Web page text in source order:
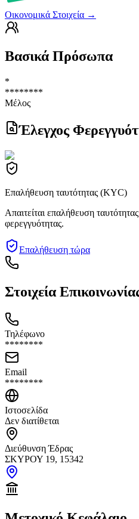
Οικονομικά Στοιχεία →
Βασικά Πρόσωπα
*
********
Μέλος
Έλεγχος
Επαλήθευση ταυτότητας (KYC)
Απαιτείται επαλήθευση
φερεγγυότητας.
Επαλήθευση τώρα
Στοιχεία
Τηλέφωνο
********
Email
********
Ιστοσελίδα
Δεν διατίθεται
Διεύθυνση Έδρας
ΣΚΥΡΟΥ 19, 15342